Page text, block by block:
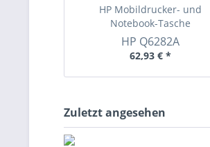
HP Mobildrucker- und
Notebook-Tasche
HP Q6282A
62,93 € *
Zuletzt angesehen